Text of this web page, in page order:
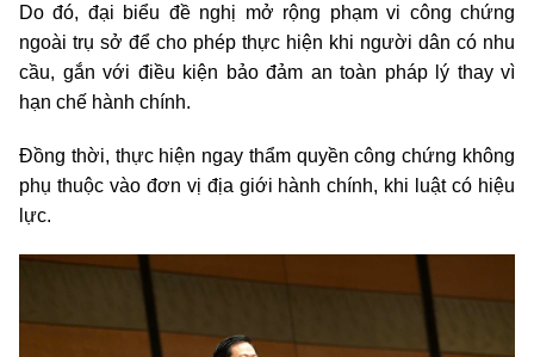
Do đó, đại biểu đề nghị mở rộng phạm vi công chứng
ngoài trụ sở để cho phép thực hiện khi người dân có nhu
cầu, gắn với điều kiện bảo đảm an toàn pháp lý thay vì
hạn chế hành chính.
Đồng thời, thực hiện ngay thẩm quyền công chứng không
phụ thuộc vào đơn vị địa giới hành chính, khi luật có hiệu
lực.